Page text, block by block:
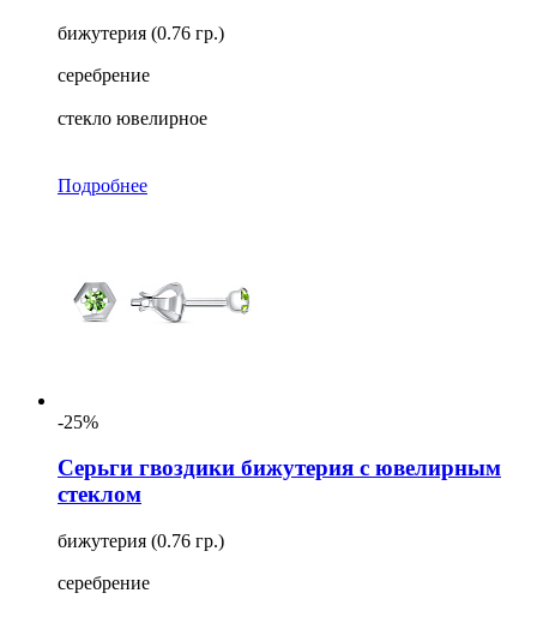
бижутерия (0.76 гр.)
серебрение
стекло ювелирное
Подробнее
-25%
Серьги гвоздики бижутерия с ювелирным
стеклом
бижутерия (0.76 гр.)
серебрение